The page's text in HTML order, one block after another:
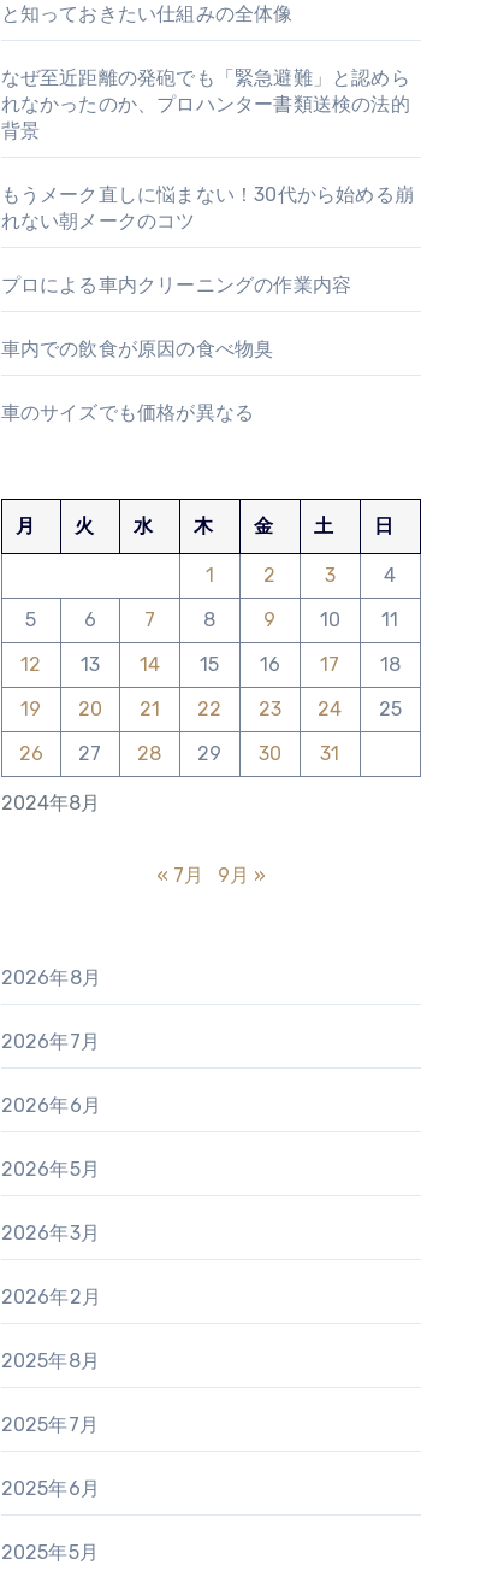
と知っておきたい仕組みの全体像
なぜ至近距離の発砲でも「緊急避難」と認めら
れなかったのか、プロハンター書類送検の法的
背景
もうメーク直しに悩まない！30代から始める崩
れない朝メークのコツ
プロによる車内クリーニングの作業内容
車内での飲食が原因の食べ物臭
車のサイズでも価格が異なる
2024年8月
月 火 水 木 金 土 日
1 2 3
4
5
6 7 8 9 10
11
12
13 14 15 16 17
18
19
20 21 22 23 24
25
26
27 28 29 30 31
« 7月 9月 »
2026年8月
2026年7月
2026年6月
2026年5月
2026年3月
2026年2月
2025年8月
2025年7月
2025年6月
2025年5月